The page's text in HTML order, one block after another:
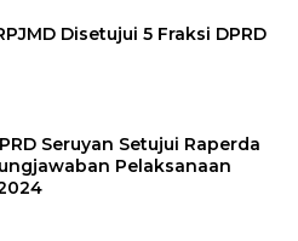
Disetujui 5 Fraksi DPRD
Seruyan Setujui Raperda
Pelaksanaan